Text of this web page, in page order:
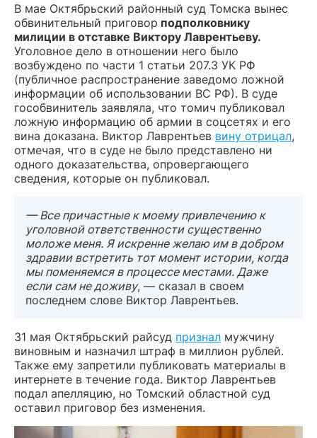
В мае Октябрьский районный суд Томска вынес
обвинительный приговор подполковнику
милиции в отставке Виктору Лаврентьеву.
Уголовное дело в отношении него было
возбуждено по части 1 статьи 207.3 УК РФ
(публичное распространение заведомо ложной
информации об использовании ВС РФ). В суде
гособвинитель заявляла, что томич публиковал
ложную информацию об армии в соцсетях и его
вина доказана. Виктор Лаврентьев вину отрицал,
отмечая, что в суде не было представлено ни
одного доказательства, опровергающего
сведения, которые он публиковал.
— Все причастные к моему привлечению к
уголовной ответственности существенно
моложе меня. Я искренне желаю им в добром
здравии встретить тот момент истории, когда
мы поменяемся в процессе местами. Даже
если сам не доживу, — сказал в своем
последнем слове Виктор Лаврентьев.
31 мая Октябрьский райсуд признал мужчину
виновным и назначил штраф в миллион рублей.
Также ему запретили публиковать материалы в
интернете в течение года. Виктор Лаврентьев
подал апелляцию, но Томский областной суд
оставил приговор без изменения.